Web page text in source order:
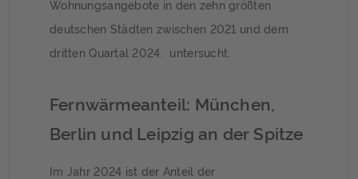
Wohnungsangebote in den zehn größten
deutschen Städten zwischen 2021 und dem
dritten Quartal 2024. untersucht.
Fernwärmeanteil: München,
Berlin und Leipzig an der Spitze
Im Jahr 2024 ist der Anteil der